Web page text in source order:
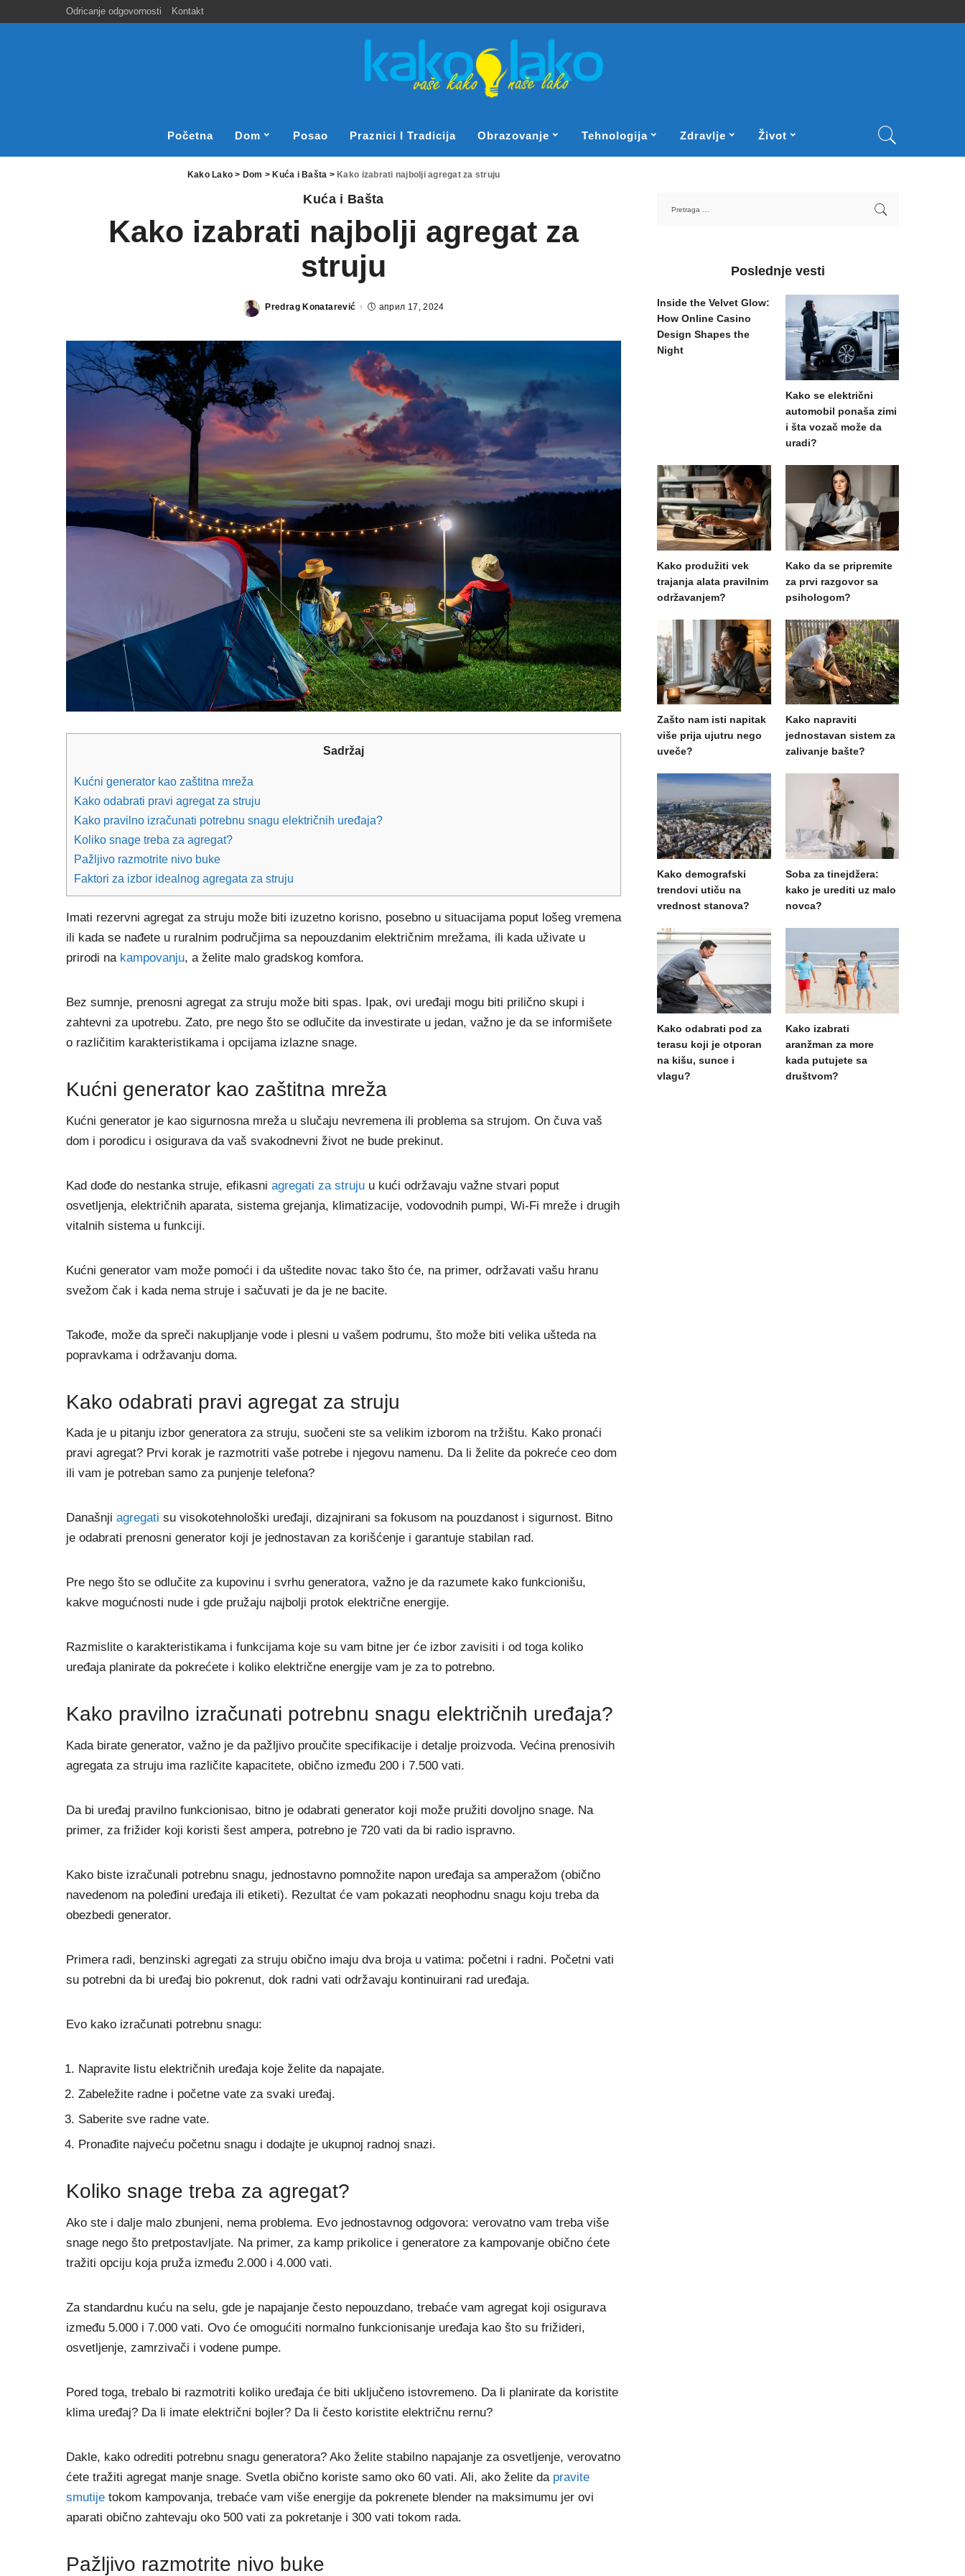
Odricanje odgovornosti Kontakt
Početna Dom Posao Praznici I Tradicija Obrazovanje Tehnologija Zdravlje Život
Kako Lako > Dom > Kuća i Bašta > Kako izabrati najbolji agregat za struju
Kuća i Bašta
Kako izabrati najbolji agregat za
struju
Posted
Predrag Konatarević април 17, 2024
Sadržaj
Kućni generator kao zaštitna mreža
Kako odabrati pravi agregat za struju
Kako pravilno izračunati potrebnu snagu električnih uređaja?
Koliko snage treba za agregat?
Pažljivo razmotrite nivo buke
Faktori za izbor idealnog agregata za struju
Imati rezervni agregat za struju može biti izuzetno korisno, posebno u situacijama poput lošeg vremena
ili kada se nađete u ruralnim područjima sa nepouzdanim električnim mrežama, ili kada uživate u
prirodi na kampovanju, a želite malo gradskog komfora.
Bez sumnje, prenosni agregat za struju može biti spas. Ipak, ovi uređaji mogu biti prilično skupi i
zahtevni za upotrebu. Zato, pre nego što se odlučite da investirate u jedan, važno je da se informišete
o različitim karakteristikama i opcijama izlazne snage.
Kućni generator kao zaštitna mreža
Kućni generator je kao sigurnosna mreža u slučaju nevremena ili problema sa strujom. On čuva vaš
dom i porodicu i osigurava da vaš svakodnevni život ne bude prekinut.
Kad dođe do nestanka struje, efikasni agregati za struju u kući održavaju važne stvari poput
osvetljenja, električnih aparata, sistema grejanja, klimatizacije, vodovodnih pumpi, Wi-Fi mreže i drugih
vitalnih sistema u funkciji.
Kućni generator vam može pomoći i da uštedite novac tako što će, na primer, održavati vašu hranu
svežom čak i kada nema struje i sačuvati je da je ne bacite.
Takođe, može da spreči nakupljanje vode i plesni u vašem podrumu, što može biti velika ušteda na
popravkama i održavanju doma.
Kako odabrati pravi agregat za struju
Kada je u pitanju izbor generatora za struju, suočeni ste sa velikim izborom na tržištu. Kako pronaći
pravi agregat? Prvi korak je razmotriti vaše potrebe i njegovu namenu. Da li želite da pokreće ceo dom
ili vam je potreban samo za punjenje telefona?
Današnji agregati su visokotehnološki uređaji, dizajnirani sa fokusom na pouzdanost i sigurnost. Bitno
je odabrati prenosni generator koji je jednostavan za korišćenje i garantuje stabilan rad.
Pre nego što se odlučite za kupovinu i svrhu generatora, važno je da razumete kako funkcionišu,
kakve mogućnosti nude i gde pružaju najbolji protok električne energije.
Razmislite o karakteristikama i funkcijama koje su vam bitne jer će izbor zavisiti i od toga koliko
uređaja planirate da pokrećete i koliko električne energije vam je za to potrebno.
Kako pravilno izračunati potrebnu snagu električnih uređaja?
Kada birate generator, važno je da pažljivo proučite specifikacije i detalje proizvoda. Većina prenosivih
agregata za struju ima različite kapacitete, obično između 200 i 7.500 vati.
Da bi uređaj pravilno funkcionisao, bitno je odabrati generator koji može pružiti dovoljno snage. Na
primer, za frižider koji koristi šest ampera, potrebno je 720 vati da bi radio ispravno.
Kako biste izračunali potrebnu snagu, jednostavno pomnožite napon uređaja sa amperažom (obično
navedenom na poleđini uređaja ili etiketi). Rezultat će vam pokazati neophodnu snagu koju treba da
obezbedi generator.
Primera radi, benzinski agregati za struju obično imaju dva broja u vatima: početni i radni. Početni vati
su potrebni da bi uređaj bio pokrenut, dok radni vati održavaju kontinuirani rad uređaja.
Evo kako izračunati potrebnu snagu:
Napravite listu električnih uređaja koje želite da napajate.
Zabeležite radne i početne vate za svaki uređaj.
Saberite sve radne vate.
Pronađite najveću početnu snagu i dodajte je ukupnoj radnoj snazi.
Koliko snage treba za agregat?
Ako ste i dalje malo zbunjeni, nema problema. Evo jednostavnog odgovora: verovatno vam treba više
snage nego što pretpostavljate. Na primer, za kamp prikolice i generatore za kampovanje obično ćete
tražiti opciju koja pruža između 2.000 i 4.000 vati.
Za standardnu kuću na selu, gde je napajanje često nepouzdano, trebaće vam agregat koji osigurava
između 5.000 i 7.000 vati. Ovo će omogućiti normalno funkcionisanje uređaja kao što su frižideri,
osvetljenje, zamrzivači i vodene pumpe.
Pored toga, trebalo bi razmotriti koliko uređaja će biti uključeno istovremeno. Da li planirate da koristite
klima uređaj? Da li imate električni bojler? Da li često koristite električnu rernu?
Dakle, kako odrediti potrebnu snagu generatora? Ako želite stabilno napajanje za osvetljenje, verovatno
ćete tražiti agregat manje snage. Svetla obično koriste samo oko 60 vati. Ali, ako želite da pravite
smutije tokom kampovanja, trebaće vam više energije da pokrenete blender na maksimumu jer ovi
aparati obično zahtevaju oko 500 vati za pokretanje i 300 vati tokom rada.
Pažljivo razmotrite nivo buke
Poslednje vesti
Inside the Velvet Glow:
How Online Casino
Design Shapes the
Night
Kako se električni
automobil ponaša zimi
i šta vozač može da
uradi?
Kako produžiti vek
trajanja alata pravilnim
održavanjem?
Kako da se pripremite
za prvi razgovor sa
psihologom?
Zašto nam isti napitak
više prija ujutru nego
uveče?
Kako napraviti
jednostavan sistem za
zalivanje bašte?
Kako demografski
trendovi utiču na
vrednost stanova?
Soba za tinejdžera:
kako je urediti uz malo
novca?
Kako odabrati pod za
terasu koji je otporan
na kišu, sunce i
vlagu?
Kako izabrati
aranžman za more
kada putujete sa
društvom?